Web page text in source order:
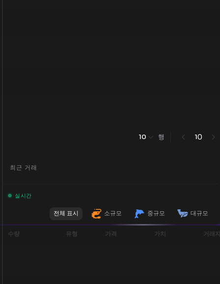
10 행 10
최근 거래
실시간
전체 표시 소규모 중규모 대규모
수량 유형 가격 가치 거래